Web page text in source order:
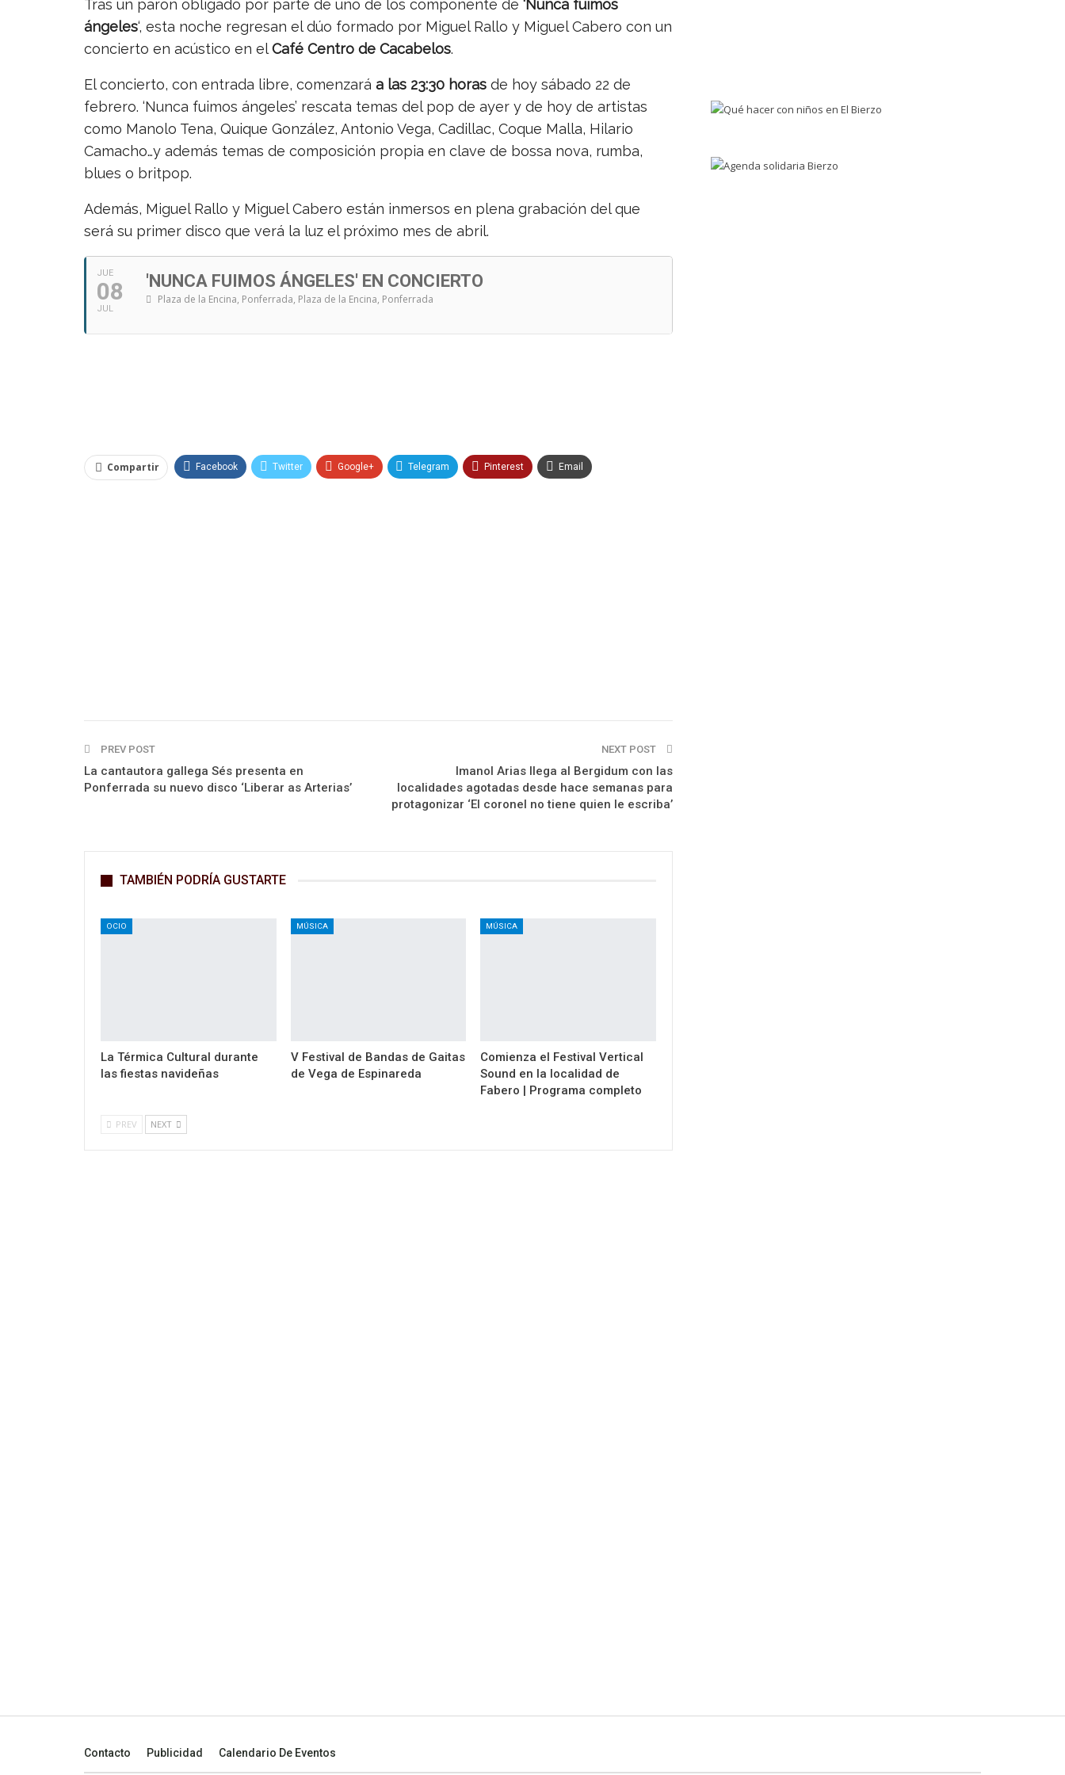
Tras un parón obligado por parte de uno de los componente de ‘Nunca fuimos
ángeles‘, esta noche regresan el dúo formado por Miguel Rallo y Miguel Cabero con un
concierto en acústico en elCafé Centro de Cacabelos.
El concierto, con entrada libre, comenzará a las 23:30 horas de hoy sábado 22 de
febrero. ‘Nunca fuimos ángeles’ rescata temas del pop de ayer y de hoy de artistas
como Manolo Tena, Quique González, Antonio Vega, Cadillac, Coque Malla, Hilario
Camacho…y además temas de composición propia en clave de bossa nova, rumba,
blues o britpop.
Además, Miguel Rallo y Miguel Cabero están inmersos en plena grabación del que
será su primer disco que verá la luz el próximo mes de abril.
JUE
08
JUL
'NUNCA FUIMOS ÁNGELES' EN CONCIERTO
Plaza de la Encina, Ponferrada, Plaza de la Encina, Ponferrada
Compartir Facebook Twitter Google+ Telegram Pinterest Email
PREV POST
La cantautora gallega Sés presenta en
Ponferrada su nuevo disco ‘Liberar as Arterias’
NEXT POST
Imanol Arias llega al Bergidum con las
localidades agotadas desde hace semanas para
protagonizar ‘El coronel no tiene quien le escriba’
TAMBIÉN PODRÍA GUSTARTE
OCIO
La Térmica Cultural durante
las fiestas navideñas
MÚSICA
V Festival de Bandas de Gaitas
de Vega de Espinareda
MÚSICA
Comienza el Festival Vertical
Sound en la localidad de
Fabero | Programa completo
PREV NEXT
Contacto Publicidad Calendario De Eventos